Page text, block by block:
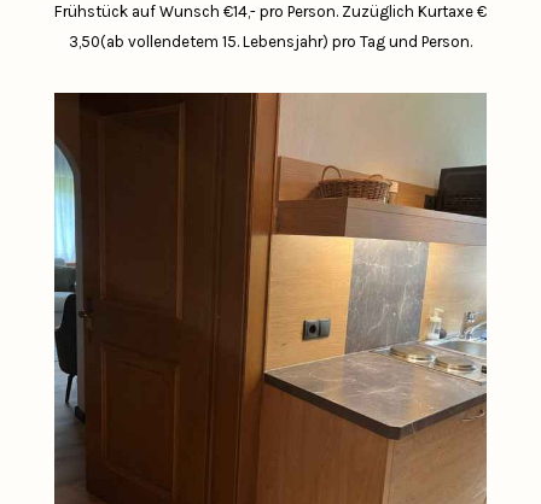
Frühstück auf Wunsch €14,- pro Person. Zuzüglich Kurtaxe €
3,50(ab vollendetem 15. Lebensjahr) pro Tag und Person.